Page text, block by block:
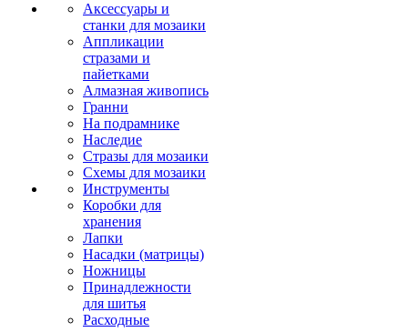
Аксессуары и
станки для мозаики
Аппликации
стразами и
пайетками
Алмазная живопись
Гранни
На подрамнике
Наследие
Стразы для мозаики
Схемы для мозаики
Инструменты
Коробки для
хранения
Лапки
Насадки (матрицы)
Ножницы
Принадлежности
для шитья
Расходные